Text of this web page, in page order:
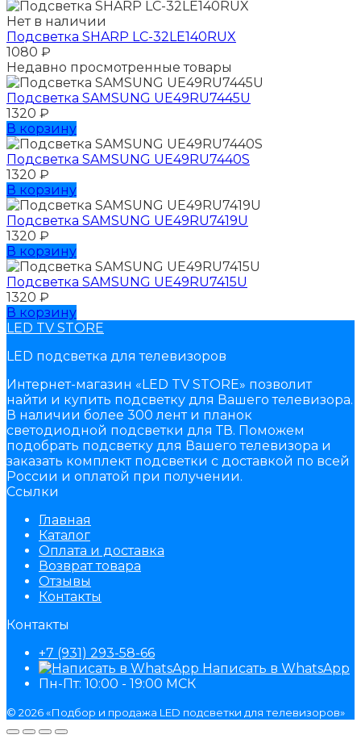
Нет в наличии
Подсветка SHARP LC-32LE140RUX
1080 ₽
Недавно просмотренные товары
Подсветка SAMSUNG UЕ49RU7445U
1320 ₽
В корзину
Подсветка SAMSUNG UЕ49RU7440S
1320 ₽
В корзину
Подсветка SAMSUNG UЕ49RU7419U
1320 ₽
В корзину
Подсветка SAMSUNG UЕ49RU7415U
1320 ₽
В корзину
LED TV STORE
LED подсветка для телевизоров
Интернет-магазин «LED TV STORE» позволит
найти и купить подсветку для Вашего телевизора.
В наличии более 300 лент и планок
светодиодной подсветки для ТВ. Поможем
подобрать подсветку для Вашего телевизора и
заказать комплект подсветки с доставкой по всей
России и оплатой при получении.
Ссылки
Главная
Каталог
Оплата и доставка
Возврат товара
Отзывы
Контакты
Контакты
+7 (931) 293-58-66
Написать в WhatsApp
Пн-Пт: 10:00 - 19:00 МСК
© 2026 «Подбор и продажа LED подсветки для телевизоров»